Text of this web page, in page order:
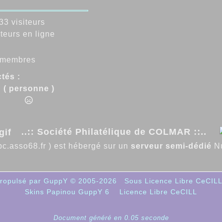
visiteurs
en ligne
:
( personne )
..:: Société Philatélique de COLMAR ::..
) est hébergé sur un serveur semi-dédié
par GuppY © 2005-2026
Sous Licence Libre
Skins Papinou GuppY 6
Licence Libre CeCILL
Document généré en 0.05 seconde